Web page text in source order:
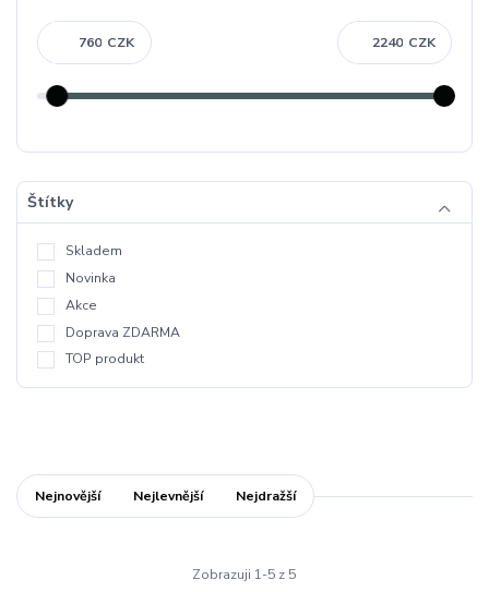
CZK CZK
Štítky
Skladem
Novinka
Akce
Doprava ZDARMA
TOP produkt
Nejnovější Nejlevnější Nejdražší
Zobrazuji 1-5 z 5